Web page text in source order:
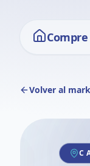
Volver al